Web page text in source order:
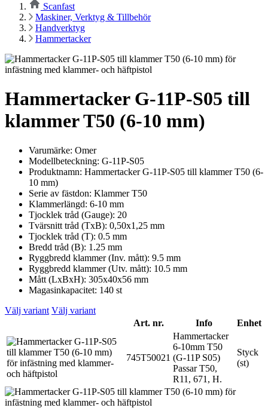
Scanfast
Maskiner, Verktyg & Tillbehör
Handverktyg
Hammertacker
Hammertacker G-11P-S05 till
klammer T50 (6-10 mm)
Varumärke: Omer
Modellbeteckning: G-11P-S05
Produktnamn: Hammertacker G-11P-S05 till klammer T50 (6-
10 mm)
Serie av fästdon: Klammer T50
Klammerlängd: 6-10 mm
Tjocklek tråd (Gauge): 20
Tvärsnitt tråd (TxB): 0,50x1,25 mm
Tjocklek tråd (T): 0.5 mm
Bredd tråd (B): 1.25 mm
Ryggbredd klammer (Inv. mått): 9.5 mm
Ryggbredd klammer (Utv. mått): 10.5 mm
Mått (LxBxH): 305x40x56 mm
Magasinkapacitet: 140 st
Välj variant Välj variant
Art. nr.
Info Enhet
745T50021
Hammertacker
6-10mm T50
(G-11P S05)
Passar T50,
R11, 671, H.
Styck
(st)